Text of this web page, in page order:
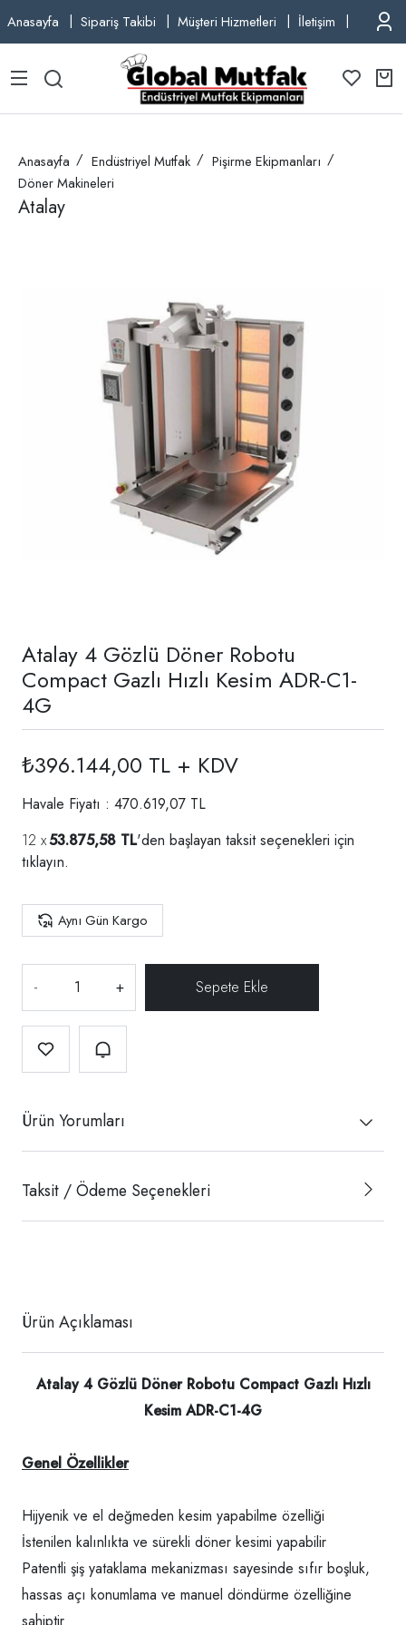
Anasayfa Sipariş Takibi Müşteri Hizmetleri İletişim TEL:
Anasayfa Endüstriyel Mutfak
Pişirme Ekipmanları
Döner Makineleri
Atalay
Atalay 4 Gözlü Döner Robotu
Compact Gazlı Hızlı Kesim ADR-C1-
4G
₺396.144,00 TL + KDV
Havale Fiyatı : 470.619,07 TL
53.875,58 TL'den başlayan taksit seçenekleri için
tıklayın.
Aynı Gün Kargo
- +
Ürün Yorumları
Taksit / Ödeme Seçenekleri
Ürün Açıklaması
Atalay 4 Gözlü Döner Robotu Compact Gazlı Hızlı
Kesim ADR-C1-4G
Genel Özellikler
Hijyenik ve el değmeden kesim yapabilme özelliği
İstenilen kalınlıkta ve sürekli döner kesimi yapabilir
Patentli şiş yataklama mekanizması sayesinde sıfır boşluk,
hassas açı konumlama ve manuel döndürme özelliğine